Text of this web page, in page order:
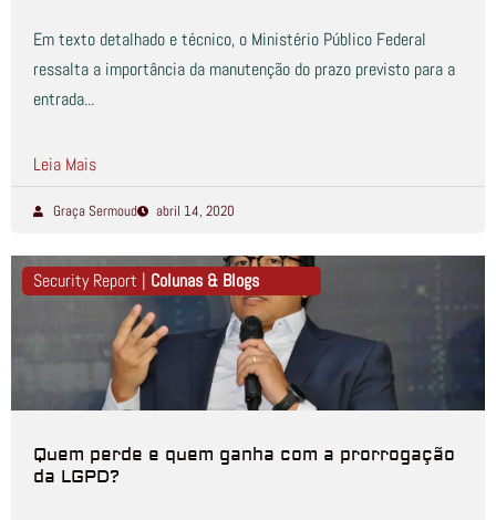
Em texto detalhado e técnico, o Ministério Público Federal
ressalta a importância da manutenção do prazo previsto para a
entrada...
Leia Mais
Graça Sermoud abril 14, 2020
Security Report | Colunas & Blogs
Quem perde e quem ganha com a prorrogação
da LGPD?